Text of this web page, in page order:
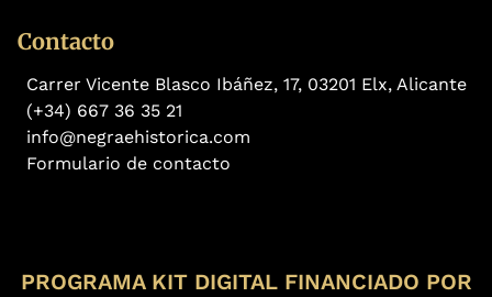
Contacto
Carrer Vicente Blasco Ibáñez, 17, 03201 Elx, Alicante
(+34) 667 36 35 21
info@negraehistorica.com
Formulario de contacto
PROGRAMA KIT DIGITAL FINANCIADO POR